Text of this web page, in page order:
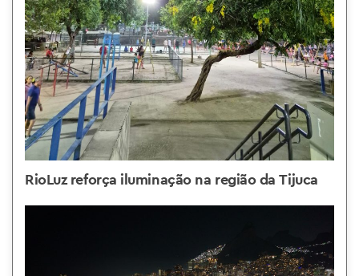
RioLuz reforça iluminação na região da Tijuca